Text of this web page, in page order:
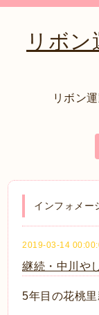
リボ
リボン
インフォメー
2019-03-14
継続・中川や
5年目の花桃里